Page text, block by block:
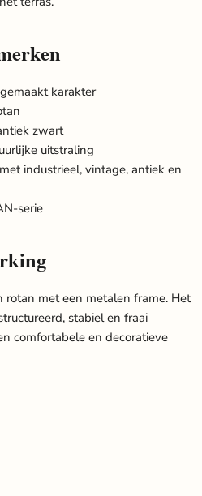
karakter
zwart
uitstraling
industrieel, vintage, antiek en
serie
rotan met een metalen frame. Het
stabiel en fraai
comfortabele en decoratieve